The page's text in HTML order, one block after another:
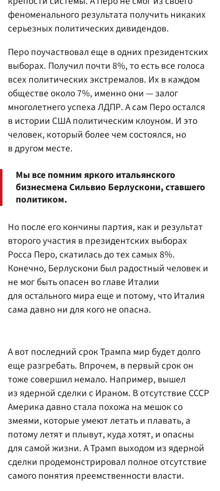
феноменального результата получить никаких
серьезных политических дивидендов.
Перо поучаствовал еще в одних президентских
выборах. Получил почти 8%, то есть все голоса
всех политических экстремалов. Их в каждом
обществе около 7%, именно они — залог
многолетнего успеха ЛДПР. А сам Перо остался
в истории США политическим клоуном. И это
человек, который более чем состоялся, но
в другом месте.
Мы все помним яркого итальянского
бизнесмена Сильвио Берлускони, ставшего
политиком.
Но после его кончины партия, как и результат
второго участия в президентских выборах
Росса Перо, скатилась до тех самых 8%.
Конечно, Берлускони был радостный человек и
не мог быть опасен во главе Италии
для остального мира еще и потому, что Италия
сама давно ни для кого не опасна.
А вот последний срок Трампа мир будет долго
еще разгребать. Впрочем, в первый срок он
тоже совершил немало. Например, вышел
из ядерной сделки с Ираном. В отсутствие СССР
Америка давно стала похожа на мешок со
змеями, которые умеют летать и плавать, а
потому летят и плывут, куда хотят, и опасны
для самой жизни. А Трамп выходом из ядерной
сделки продемонстрировал полное отсутствие
самого понятия преемственности власти.